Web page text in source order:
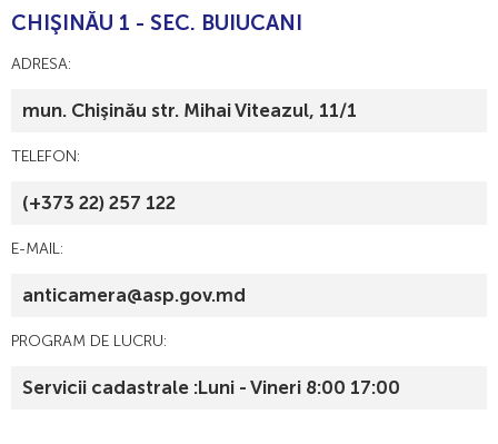
CHIŞINĂU 1 - SEC. BUIUCANI
ADRESA:
mun. Chişinău str. Mihai Viteazul, 11/1
TELEFON:
(+373 22) 257 122
E-MAIL:
anticamera@asp.gov.md
PROGRAM DE LUCRU:
Servicii cadastrale :Luni - Vineri 8:00 17:00